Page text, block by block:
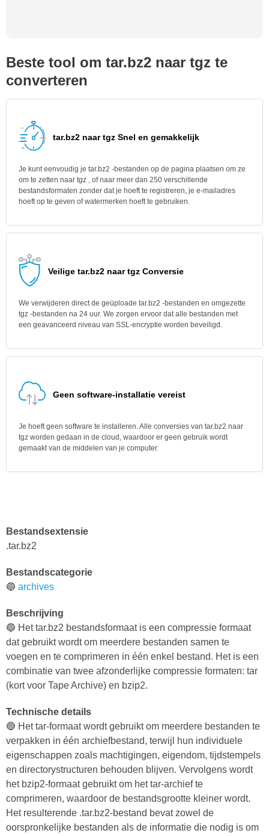
Beste tool om tar.bz2 naar tgz te
converteren
tar.bz2 naar tgz Snel en gemakkelijk
Je kunt eenvoudig je tar.bz2 -bestanden op de pagina plaatsen om ze
om te zetten naar tgz , of naar meer dan 250 verschillende
bestandsformaten zonder dat je hoeft te registreren, je e-mailadres
hoeft op te geven of watermerken hoeft te gebruiken.
Veilige tar.bz2 naar tgz Conversie
We verwijderen direct de geüploade tar.bz2 -bestanden en omgezette
tgz -bestanden na 24 uur. We zorgen ervoor dat alle bestanden met
een geavanceerd niveau van SSL-encryptie worden beveiligd.
Geen software-installatie vereist
Je hoeft geen software te installeren. Alle conversies van tar.bz2 naar
tgz worden gedaan in de cloud, waardoor er geen gebruik wordt
gemaakt van de middelen van je computer.
Bestandsextensie
.tar.bz2
Bestandscategorie
🔵 archives
Beschrijving
🔵 Het tar.bz2 bestandsformaat is een compressie formaat
dat gebruikt wordt om meerdere bestanden samen te
voegen en te comprimeren in één enkel bestand. Het is een
combinatie van twee afzonderlijke compressie formaten: tar
(kort voor Tape Archive) en bzip2.
Technische details
🔵 Het tar-formaat wordt gebruikt om meerdere bestanden te
verpakken in één archiefbestand, terwijl hun individuele
eigenschappen zoals machtigingen, eigendom, tijdstempels
en directorystructuren behouden blijven. Vervolgens wordt
het bzip2-formaat gebruikt om het tar-archief te
comprimeren, waardoor de bestandsgrootte kleiner wordt.
Het resulterende .tar.bz2-bestand bevat zowel de
oorspronkelijke bestanden als de informatie die nodig is om